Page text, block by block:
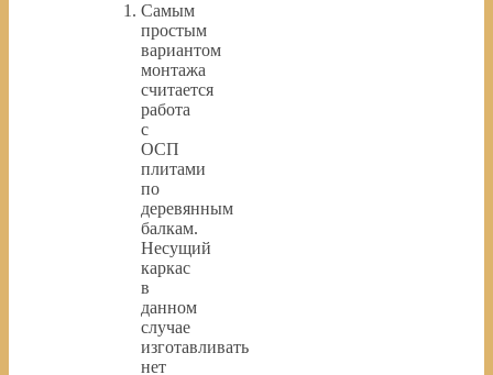
Самым
простым
вариантом
монтажа
считается
работа
с
ОСП
плитами
по
деревянным
балкам.
Несущий
каркас
в
данном
случае
изготавливать
нет